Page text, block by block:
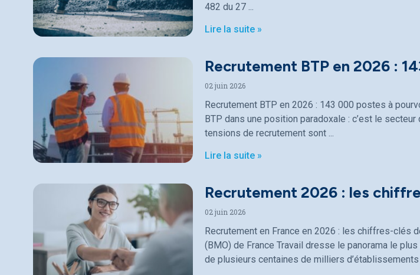
482 du 27
Lire la suite »
Recrutement BTP en 2026 :
02 juin 2026
Recrutement BTP en 2026 : 143 000 postes à
BTP dans une position paradoxale : c’est le
tensions de recrutement sont
Lire la suite »
Recrutement 2026 : les
02 juin 2026
Recrutement en France en 2026 : les chiffres-clés
(BMO) de France Travail dresse le panorama le
de plusieurs centaines de milliers